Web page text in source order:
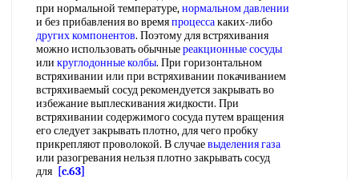
при нормальной температуре,нормальном давлении
и без прибавления во времяпроцессакаких-либо
других компонентов. Поэтому для встряхивания
можно использовать обычныереакционные сосуды
или круглодонные колбы. При горизонтальном
встряхивании или при встряхивании покачиванием
встряхиваемый сосуд рекомендуется закрывать во
избежание выплескивания жидкости. При
встряхивании содержимого сосуда путем вращения
его следует закрывать плотно, для чего пробку
прикрепляют проволокой. В случаевыделения газа
или разогревания нельзя плотно закрывать сосуд
для [c.63]